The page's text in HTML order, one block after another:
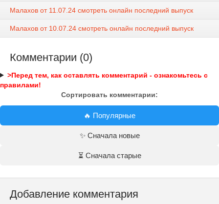
Малахов от 11.07.24 смотреть онлайн последний выпуск
Малахов от 10.07.24 смотреть онлайн последний выпуск
Комментарии (0)
>Перед тем, как оставлять комментарий - ознакомьтесь с
правилами!
Сортировать комментарии:
🔥 Популярные
✨ Сначала новые
⏳ Сначала старые
Добавление комментария